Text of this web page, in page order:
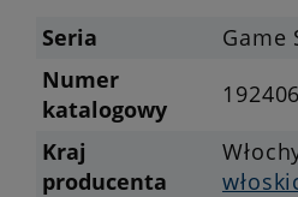
Seria
Game
Numer
katalogowy
192406
Kraj
producenta